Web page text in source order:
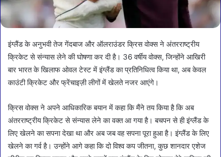
इंग्लैंड के अनुभवी तेज गेंदबाज और ऑलराउंडर क्रिस वोक्स ने अंतरराष्ट्रीय
क्रिकेट से संन्यास लेने की घोषणा कर दी है। 36 वर्षीय वोक्स, जिन्होंने आखिरी
बार भारत के खिलाफ ओवल टेस्ट में इंग्लैंड का प्रतिनिधित्व किया था, अब केवल
काउंटी क्रिकेट और फ्रेंचाइज़ी लीगों में खेलते नजर आएंगे।
क्रिस वोक्स ने अपने आधिकारिक बयान में कहा कि मैंने तय किया है कि अब
अंतरराष्ट्रीय क्रिकेट से संन्यास लेने का वक्त आ गया है। बचपन से ही इंग्लैंड के
लिए खेलने का सपना देखा था और अब जब वह सपना पूरा हुआ है। इंग्लैंड के लिए
खेलने का गर्व है। उन्होंने आगे कहा कि दो विश्व कप जीतना, कुछ शानदार एशेज